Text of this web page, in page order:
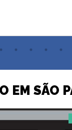
EM SÃO